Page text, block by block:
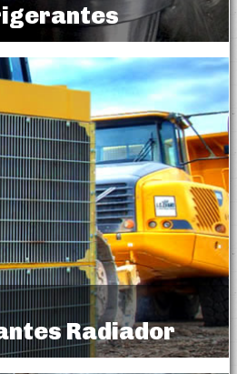
Coolants
Radiador
Coolant